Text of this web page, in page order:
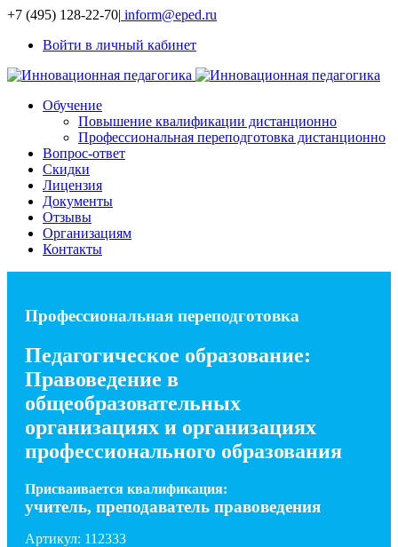
+7 (495) 128-22-70| inform@eped.ru
Войти в личный кабинет
Обучение
Повышение квалификации дистанционно
Профессиональная переподготовка дистанционно
Вопрос-ответ
Скидки
Лицензия
Документы
Отзывы
Организациям
Контакты
Профессиональная переподготовка
Педагогическое образование:
Правоведение в
общеобразовательных
организациях и организациях
профессионального образования
Присваивается квалификация:
учитель, преподаватель правоведения
Артикул: 112333